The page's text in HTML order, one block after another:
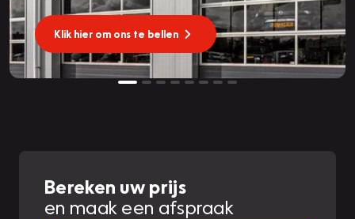
Klik hier om ons te bellen
Bereken uw prijs
en maak een afspraak